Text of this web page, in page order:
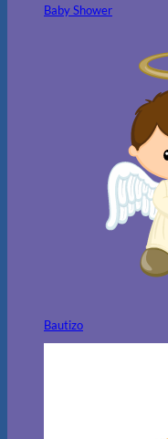
Baby Shower
Bautizo